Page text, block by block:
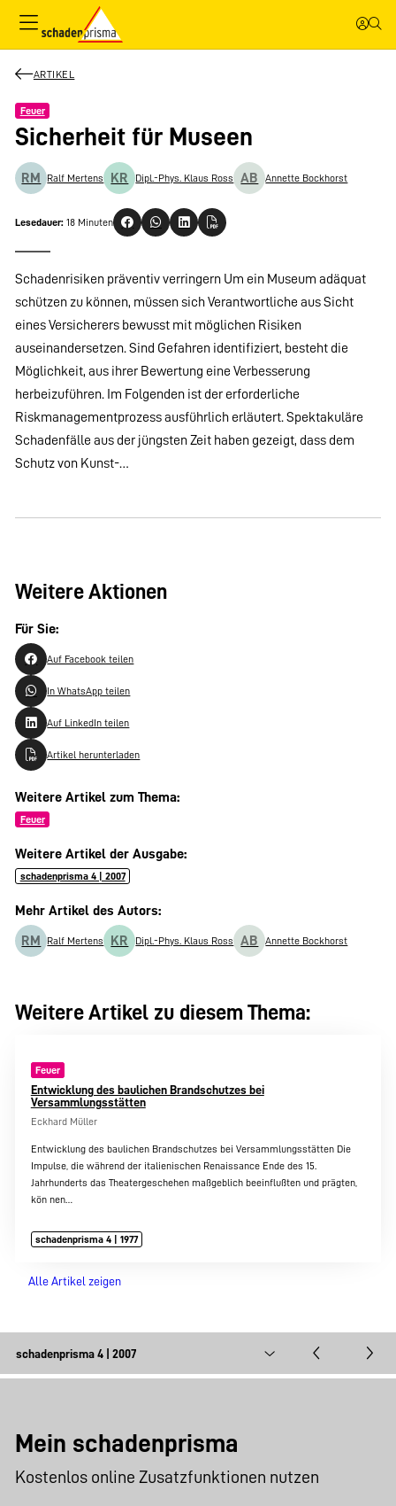
ARTIKEL
Feuer
Sicherheit für Museen
RM Ralf Mertens KR Dipl.-Phys. Klaus Ross AB Annette Bockhorst
Lesedauer: 18 Minuten
Schadenrisiken präventiv verringern Um ein Museum adäquat
schützen zu können, müssen sich Verantwortliche aus Sicht
eines Versicherers bewusst mit möglichen Risiken
auseinandersetzen. Sind Gefahren identifiziert, besteht die
Möglichkeit, aus ihrer Bewertung eine Verbesserung
herbeizuführen. Im Folgenden ist der erforderliche
Riskmanagementprozess ausführlich erläutert. Spektakuläre
Schadenfälle aus der jüngsten Zeit haben gezeigt, dass dem
Schutz von Kunst-…
Weitere Aktionen
Für Sie:
Auf Facebook teilen
In WhatsApp teilen
Auf LinkedIn teilen
Artikel herunterladen
Weitere Artikel zum Thema:
Feuer
Weitere Artikel der Ausgabe:
schadenprisma 4 | 2007
Mehr Artikel des Autors:
RM Ralf Mertens KR Dipl.-Phys. Klaus Ross AB Annette Bockhorst
Weitere Artikel zu diesem Thema:
Feuer
Entwicklung des baulichen Brandschutzes bei
Versammlungsstätten
Eckhard Müller
Entwicklung des baulichen Brandschutzes bei Versammlungsstätten Die
Impulse, die während der italienischen Renaissance Ende des 15.
Jahrhunderts das Theatergeschehen maßgeblich beeinflußten und prägten,
kön nen…
schadenprisma 4 | 1977
Alle Artikel zeigen
Mein schadenprisma
Kostenlos online Zusatzfunktionen nutzen